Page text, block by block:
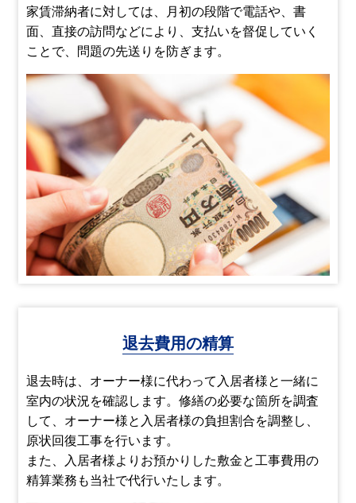
家賃滞納者に対しては、月初の段階で電話や、書
面、直接の訪問などにより、支払いを督促していく
ことで、問題の先送りを防ぎます。
退去費用の精算
退去時は、オーナー様に代わって入居者様と一緒に
室内の状況を確認します。修繕の必要な箇所を調査
して、オーナー様と入居者様の負担割合を調整し、
原状回復工事を行います。
また、入居者様よりお預かりした敷金と工事費用の
精算業務も当社で代行いたします。